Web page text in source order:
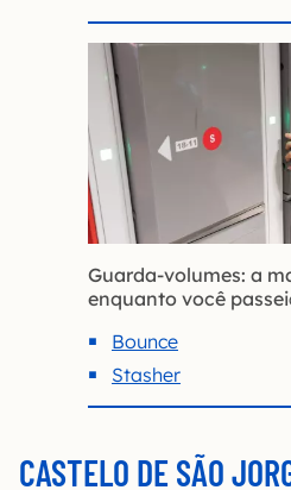
Guarda-volumes: a
enquanto você passei
Bounce
Stasher
CASTELO DE SÃO